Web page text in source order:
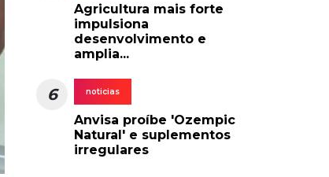
Agricultura mais forte
impulsiona
desenvolvimento e
amplia...
6 noticias
Anvisa proíbe 'Ozempic
Natural' e suplementos
irregulares